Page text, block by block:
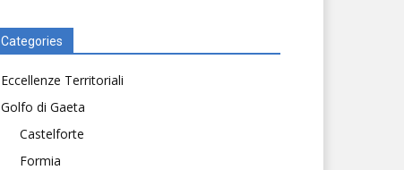
Categories
Eccellenze Territoriali
Golfo di Gaeta
Castelforte
Formia